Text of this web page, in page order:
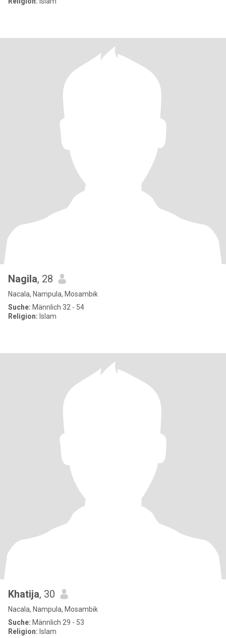
Nagila, 28
Nacala, Nampula, Mosambik
Suche: Männlich 32 - 54
Religion: Islam
Khatija, 30
Nacala, Nampula, Mosambik
Suche: Männlich 29 - 53
Religion: Islam